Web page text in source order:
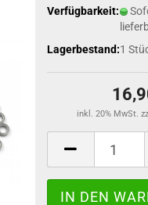
Verfügbarkeit:
Lagerbestand:1
inkl. 20% MwSt.